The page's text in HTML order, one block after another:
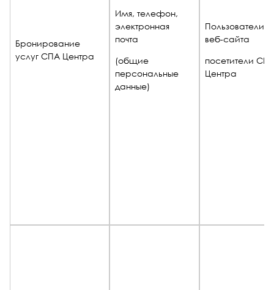
Бронирование
услуг СПА Центра
Имя, телефон,
электронная
почта
(общие
персональные
данные)
Пользователи
веб-сайта
посетители
Центра